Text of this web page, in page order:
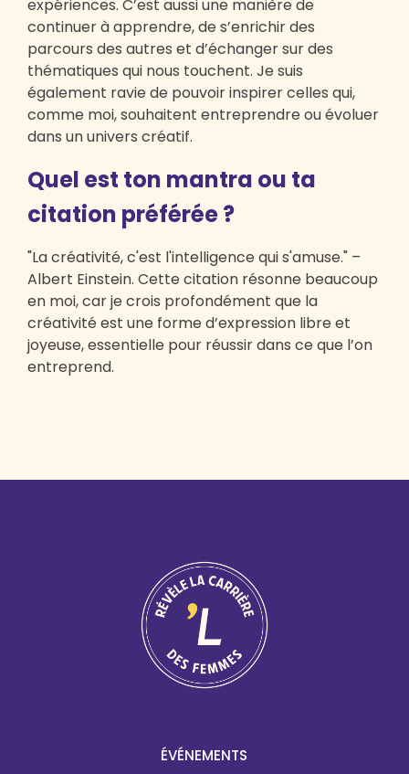
expériences. C’est aussi une manière de
continuer à apprendre, de s’enrichir des
parcours des autres et d’échanger sur des
thématiques qui nous touchent. Je suis
également ravie de pouvoir inspirer celles qui,
comme moi, souhaitent entreprendre ou évoluer
dans un univers créatif.
Quel est ton mantra ou ta
citation préférée ?
"La créativité, c'est l'intelligence qui s'amuse." –
Albert Einstein. Cette citation résonne beaucoup
en moi, car je crois profondément que la
créativité est une forme d’expression libre et
joyeuse, essentielle pour réussir dans ce que l’on
entreprend.
ÉVÉNEMENTS